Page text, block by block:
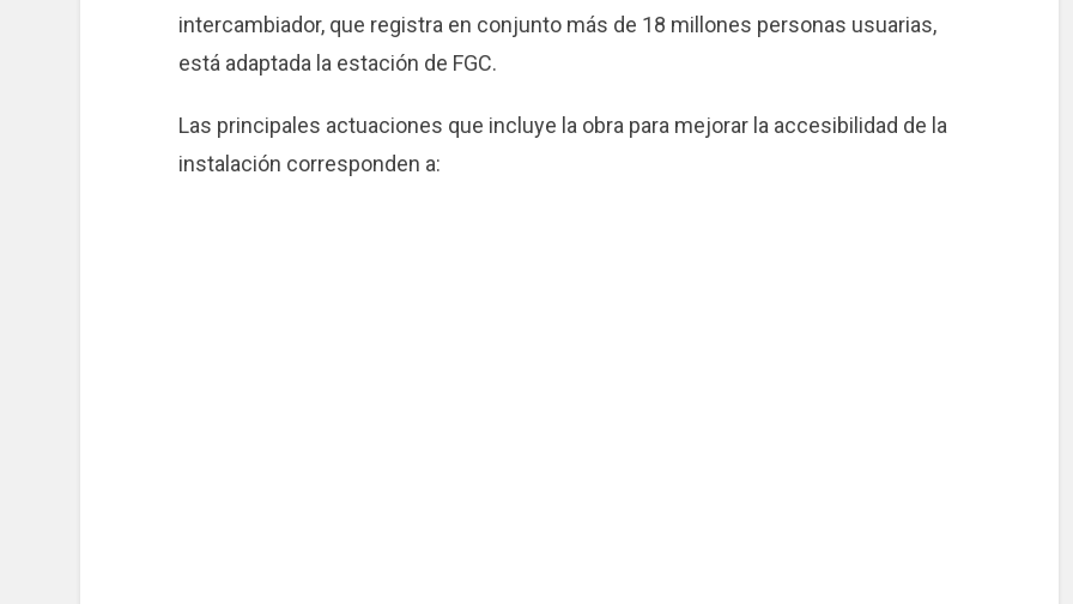
intercambiador, que registra en conjunto más de 18 millones personas usuarias,
está adaptada la estación de FGC.
Las principales actuaciones que incluye la obra para mejorar la accesibilidad de la
instalación corresponden a: